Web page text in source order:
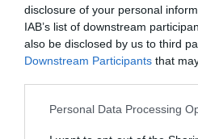
disclosure of your personal
IAB’s list of downstream
also be disclosed by us to third
Downstream Participants that
Personal Data Processing
„Oglinda”
barajul de
acum 5 luni